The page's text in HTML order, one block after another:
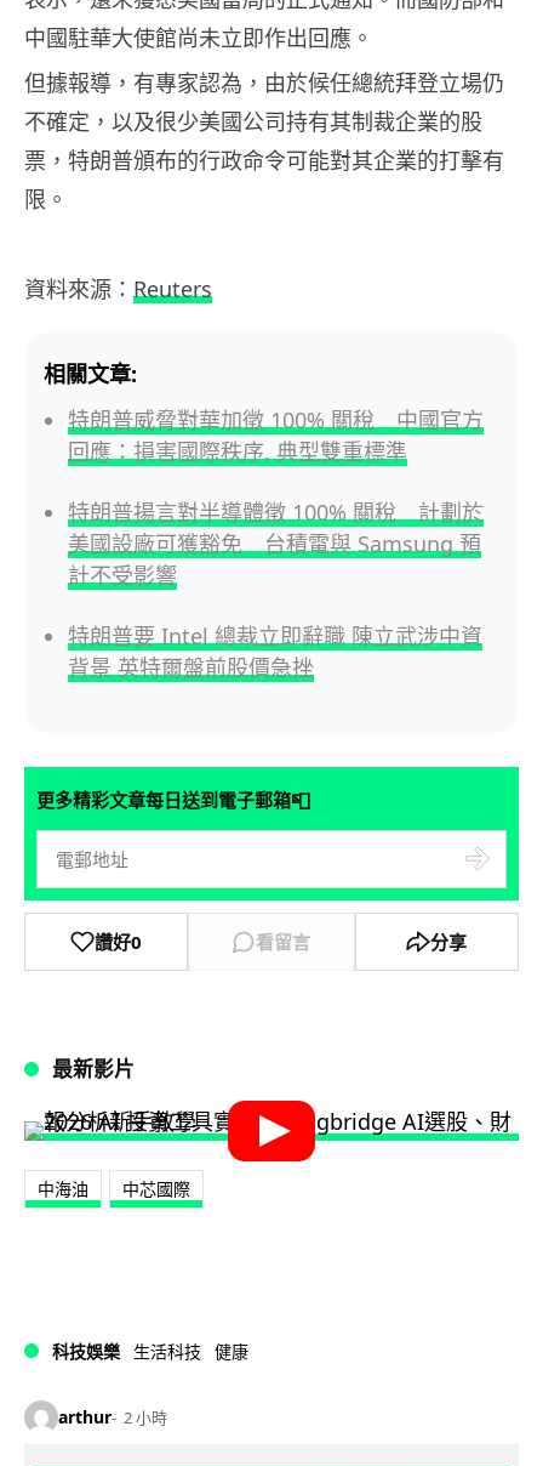
中國駐華大使館尚未立即作出回應。
但據報導，有專家認為，由於候任總統拜登立場仍
不確定，以及很少美國公司持有其制裁企業的股
票，特朗普頒布的行政命令可能對其企業的打擊有
限。
資料來源： Reuters
相關文章:
特朗普威脅對華加徵 100% 關稅 中國官方
回應：損害國際秩序, 典型雙重標準
特朗普揚言對半導體徵 100% 關稅 計劃於
美國設廠可獲豁免 台積電與 Samsung 預
計不受影響
特朗普要 Intel 總裁立即辭職 陳立武涉中資
背景 英特爾盤前股價急挫
更多精彩文章每日送到電子郵箱📮
讚好0 看留言 分享
最新影片
中海油 中芯國際
科技娛樂 生活科技 健康
arthur 2 小時